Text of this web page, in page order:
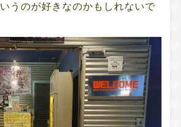
うのが好きなのかもしれないで